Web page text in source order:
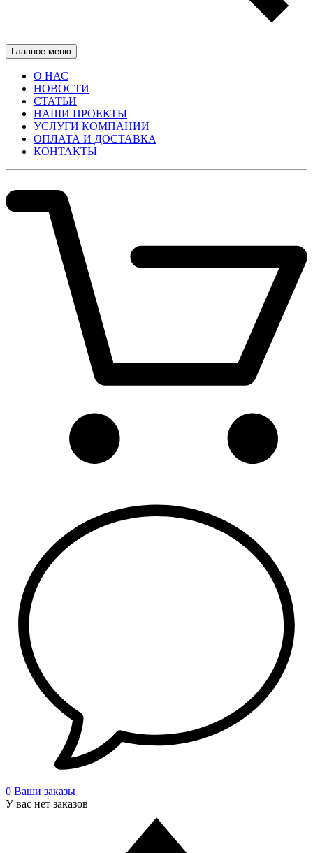
Главное меню
О НАС
НОВОСТИ
СТАТЬИ
НАШИ ПРОЕКТЫ
УСЛУГИ КОМПАНИИ
ОПЛАТА И ДОСТАВКА
КОНТАКТЫ
0 Ваши заказы
У вас нет заказов